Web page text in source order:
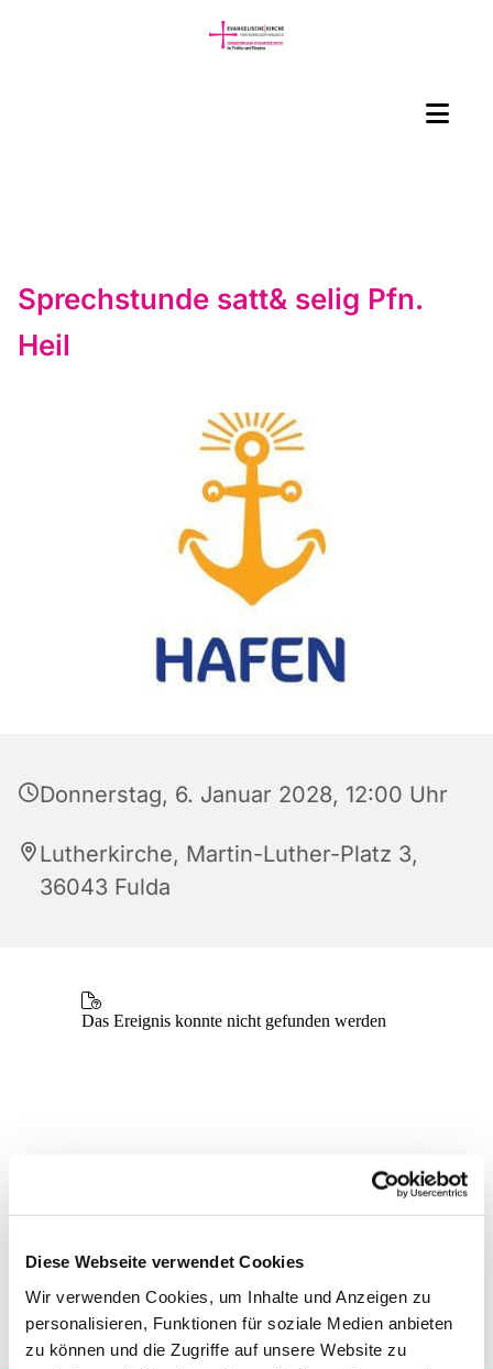
Diese Webseite verwendet Cookies
Wir verwenden Cookies, um Inhalte und Anzeigen zu
personalisieren, Funktionen für soziale Medien anbieten
zu können und die Zugriffe auf unsere Website zu
Sprechstunde satt& selig Pfn.
Heil
Donnerstag, 6. Januar 2028, 12:00 Uhr
Lutherkirche, Martin-Luther-Platz 3,
36043 Fulda